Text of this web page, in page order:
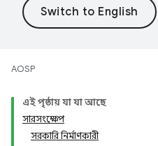
AOSP
এই পৃষ্ঠায় যা যা আছে
সারসংক্ষেপ
সরকারি নির্মাণকারী